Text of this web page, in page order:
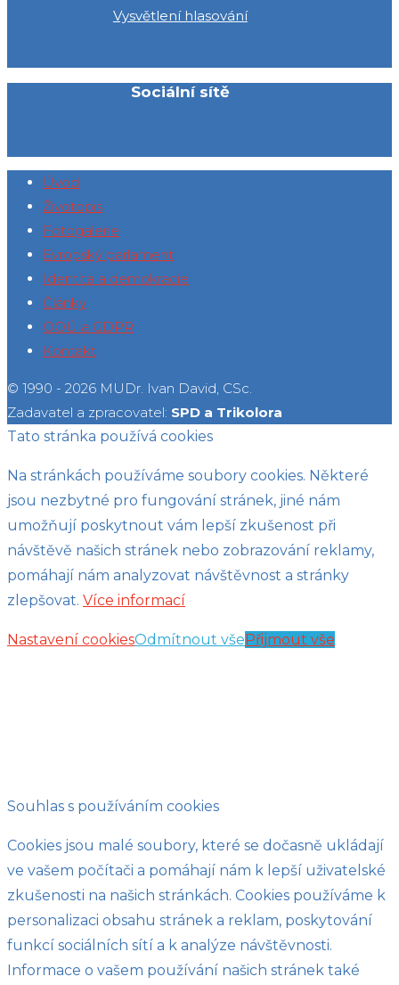
Vysvětlení hlasování
Sociální sítě
Úvod
Životopis
Fotogalerie
Evropský parlament
Identita a demokracie
Články
OOÚ a GDPR
Kontakt
© 1990 - 2026 MUDr. Ivan David, CSc.
Zadavatel a zpracovatel: SPD a Trikolora
Tato stránka používá cookies
Na stránkách používáme soubory cookies. Některé
jsou nezbytné pro fungování stránek, jiné nám
umožňují poskytnout vám lepší zkušenost při
návštěvě našich stránek nebo zobrazování reklamy,
pomáhají nám analyzovat návštěvnost a stránky
zlepšovat. Více informací
Nastavení cookiesOdmítnout všePřijmout vše
Souhlas s používáním cookies
Cookies jsou malé soubory, které se dočasně ukládají
ve vašem počítači a pomáhají nám k lepší uživatelské
zkušenosti na našich stránkách. Cookies používáme k
personalizaci obsahu stránek a reklam, poskytování
funkcí sociálních sítí a k analýze návštěvnosti.
Informace o vašem používání našich stránek také